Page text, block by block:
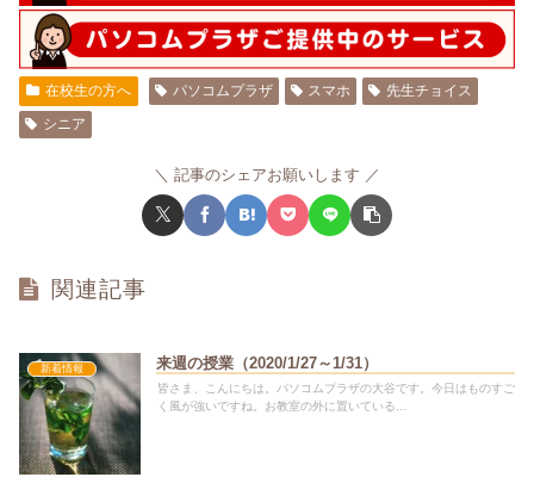
在校生の方へ パソコムプラザ スマホ
先生チョイス
シニア
記事のシェアお願いします
関連記事
新着情報 来週の授業（2020/1/27～1/31）
皆さま、こんにちは。パソコムプラザの大谷です。今日はものすご
く風が強いですね。お教室の外に置いている...